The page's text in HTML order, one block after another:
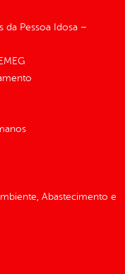
da Pessoa Idosa –
Abastecimento e